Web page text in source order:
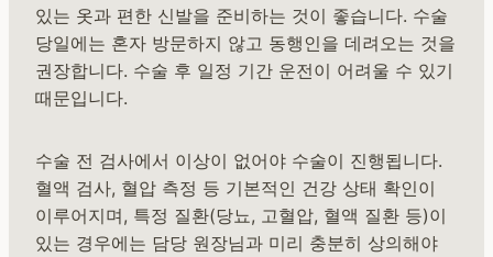
있는 옷과 편한 신발을 준비하는 것이 좋습니다. 수술
당일에는 혼자 방문하지 않고 동행인을 데려오는 것을
권장합니다. 수술 후 일정 기간 운전이 어려울 수 있기
때문입니다.
수술 전 검사에서 이상이 없어야 수술이 진행됩니다.
혈액 검사, 혈압 측정 등 기본적인 건강 상태 확인이
이루어지며, 특정 질환(당뇨, 고혈압, 혈액 질환 등)이
있는 경우에는 담당 원장님과 미리 충분히 상의해야